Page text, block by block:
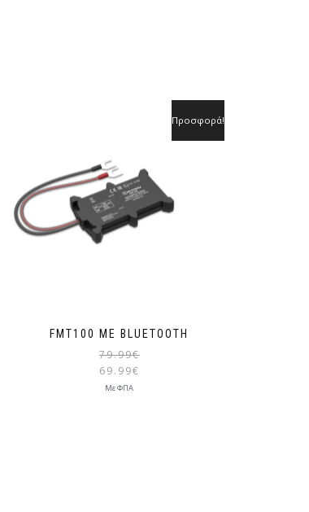
FMT100 ΜΕ BLUETOOTH
Προσφορά!
79.99€
69.99€
Με ΦΠΑ